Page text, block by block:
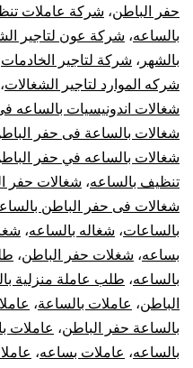
حفر الباطن، شركة عاملات
بالساعه، شركة عون لتاجير
بالشهر ، شركة لتاجير الخادمات
شركه الموارد لتاجير الشغالات،
شغالات اندونيسيات بالساعه
شغالات بالساعة فى حفر
شغالات بالساعه في حفر
تنظيف بالساعه، شغالات حفر
شغالات فى حفر الباطن
بالساعات، شغاله بالساعه،
بساعه، شغلات حفر الباطن،
بالساعه، طلب عاملة منزلية
الباطن، عاملات بالساعة،
بالساعة حفر الباطن، عاملات
بالساعه، عاملات بساعه،